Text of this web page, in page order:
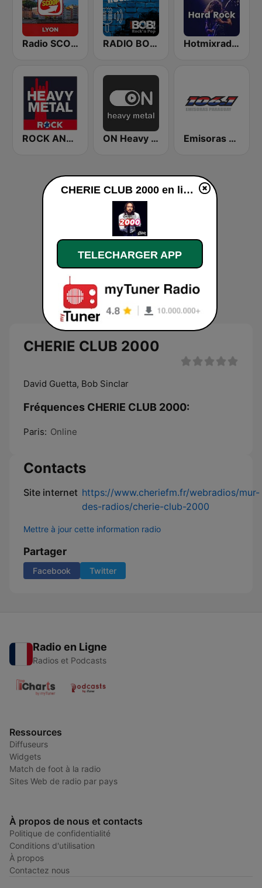
Radio SCOOP - Lyon RADIO BOB! Rockabilly Hotmixradio Hard Rock
ROCK ANTENNE Heavy Metal ON Heavy Metal Emisoras Paraguay 106.1 FM
CHERIE CLUB 2000
David Guetta, Bob Sinclar
Fréquences CHERIE CLUB 2000:
Paris: Online
Contacts
Site internet https://www.cheriefm.fr/webradios/mur-
des-radios/cherie-club-2000
Mettre à jour cette information radio
Partager
Facebook Twitter
Radio en Ligne
Radios et Podcasts
Ressources
Diffuseurs
Widgets
Match de foot à la radio
Sites Web de radio par pays
À propos de nous et contacts
Politique de confidentialité
Conditions d'utilisation
À propos
Contactez nous
CHERIE CLUB 2000 en ligne
TELECHARGER APP